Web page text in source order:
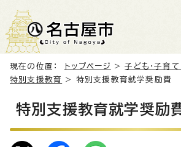
現在の位置： トップページ >子ども・子育て
特別支援教育
> 特別支援教育就学奨励費
特別支援教育就学奨励